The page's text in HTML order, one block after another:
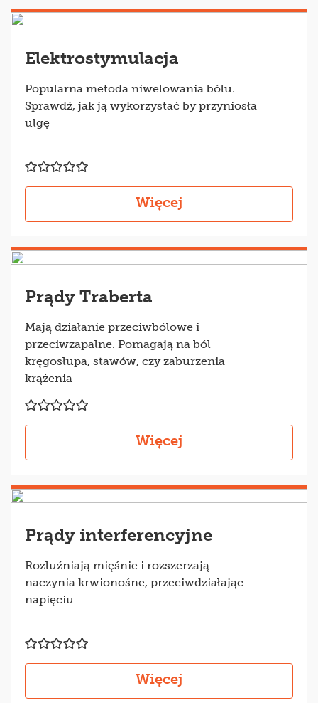
Elektrostymulacja
Popularna metoda niwelowania bólu.
Sprawdź, jak ją wykorzystać by przyniosła
ulgę
Więcej
Prądy Traberta
Mają działanie przeciwbólowe i
przeciwzapalne. Pomagają na ból
kręgosłupa, stawów, czy zaburzenia
krążenia
Więcej
Prądy interferencyjne
Rozluźniają mięśnie i rozszerzają
naczynia krwionośne, przeciwdziałając
napięciu
Więcej